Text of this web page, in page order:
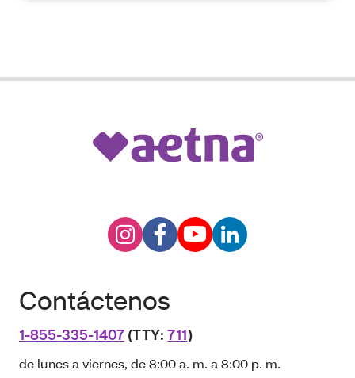
Contáctenos
1-855-335-1407 (TTY:711)
de lunes a viernes, de 8:00 a. m. a 8:00 p. m.